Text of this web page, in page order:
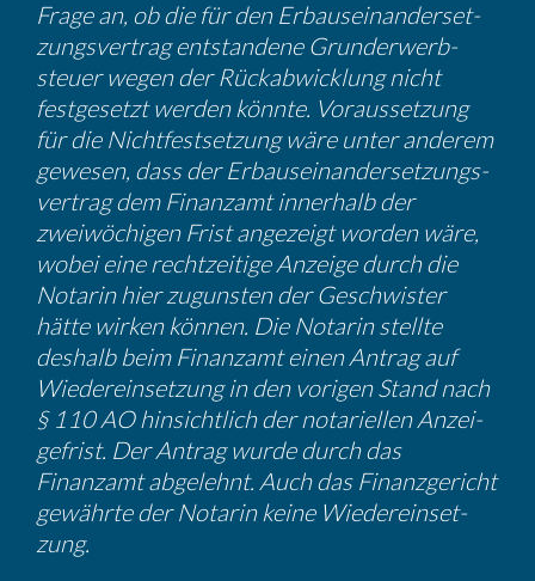
Frage an, ob die für den Erbaus­ein­an­der­set­
zungs­ver­trag entstan­dene Grund­er­werb­
steuer wegen der Rückab­wick­lung nicht
festge­setzt werden könnte. Voraus­set­zung
für die Nicht­fest­set­zung wäre unter anderem
gewesen, dass der Erbaus­ein­an­der­set­zungs­
ver­trag dem Finanzamt inner­halb der
zweiwö­chigen Frist angezeigt worden wäre,
wobei eine recht­zei­tige Anzeige durch die
Notarin hier zugunsten der Geschwister
hätte wirken können. Die Notarin stellte
deshalb beim Finanzamt einen Antrag auf
Wieder­ein­set­zung in den vorigen Stand nach
§ 110 AO hinsicht­lich der notari­ellen Anzei­
ge­frist. Der Antrag wurde durch das
Finanzamt abgelehnt. Auch das Finanz­ge­richt
gewährte der Notarin keine Wieder­ein­set­
zung.